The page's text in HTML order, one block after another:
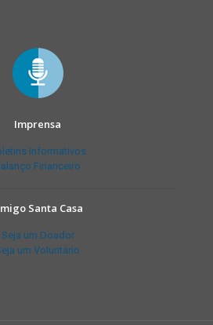
Imprensa
Informativos
Financeiro
Santa Casa
Seja um Doador
um Voluntário